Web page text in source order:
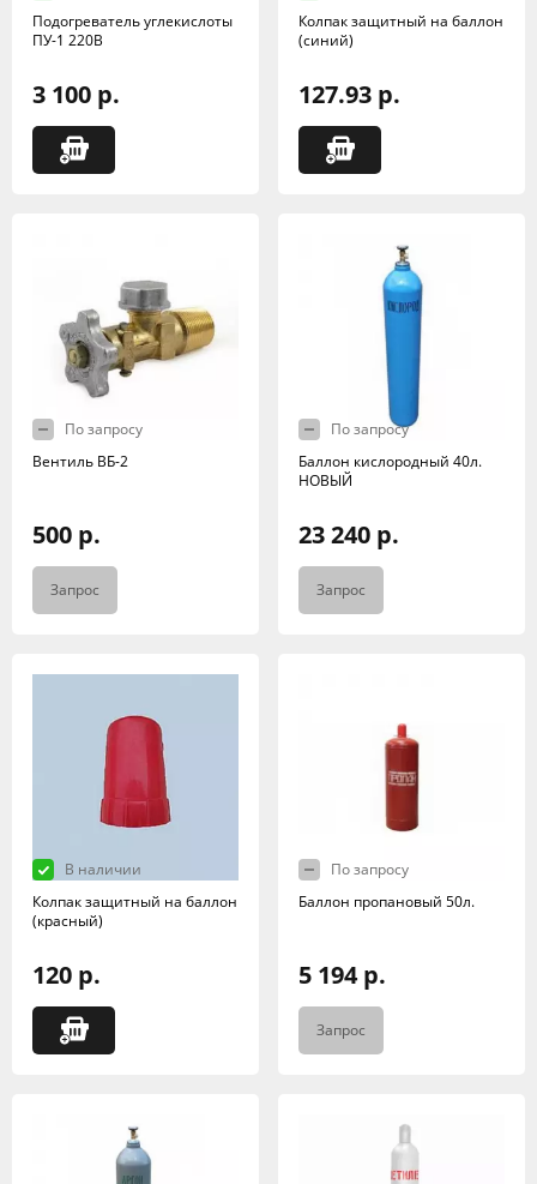
Подогреватель углекислоты
ПУ-1 220В
3 100 р.
Колпак защитный на баллон
(синий)
127.93 р.
По запросу
Вентиль ВБ-2
500 р.
Запрос
По запросу
Баллон кислородный 40л.
НОВЫЙ
23 240 р.
Запрос
В наличии
Колпак защитный на баллон
(красный)
120 р.
По запросу
Баллон пропановый 50л.
5 194 р.
Запрос